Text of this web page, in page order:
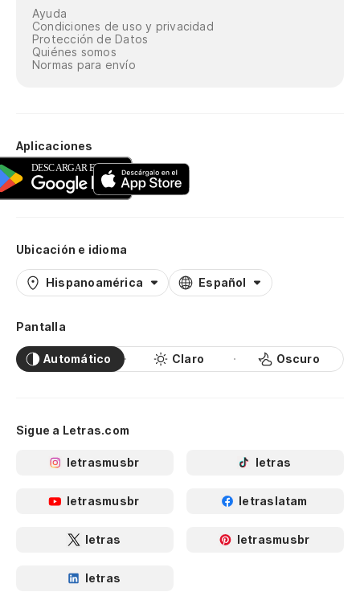
Ayuda
Condiciones de uso y privacidad
Protección de Datos
Quiénes somos
Normas para envío
Aplicaciones
Ubicación e idioma
Hispanoamérica Español
Pantalla
Automático Claro Oscuro
Sigue a Letras.com
letrasmusbr letras
letrasmusbr letraslatam
letras letrasmusbr
letras